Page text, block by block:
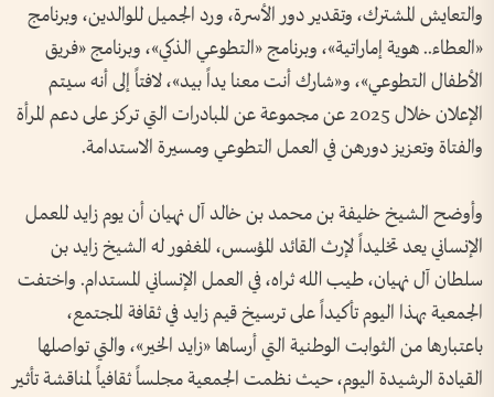
والتعايش المشترك، وتقدير دور الأسرة، ورد الجميل للوالدين، وبرنامج
«العطاء.. هوية إماراتية»، وبرنامج «التطوعي الذكي»، وبرنامج «فريق
الأطفال التطوعي»، و«شارك أنت معنا يداً بيد»، لافتاً إلى أنه سيتم
الإعلان خلال 2025 عن مجموعة عن المبادرات التي تركز على دعم المرأة
والفتاة وتعزيز دورهن في العمل التطوعي ومسيرة الاستدامة.
وأوضح الشيخ خليفة بن محمد بن خالد آل نهيان أن يوم زايد للعمل
الإنساني يعد تخليداً لإرث القائد المؤسس، المغفور له الشيخ زايد بن
سلطان آل نهيان، طيب الله ثراه، في العمل الإنساني المستدام. واختفت
الجمعية بهذا اليوم تأكيداً على ترسيخ قيم زايد في ثقافة المجتمع،
باعتبارها من الثوابت الوطنية التي أرساها «زايد الخير»، والتي تواصلها
القيادة الرشيدة اليوم، حيث نظمت الجمعية مجلساً ثقافياً لمناقشة تأثير